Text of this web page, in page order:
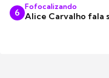
6
Fofocalizando
Alice Carvalho fala